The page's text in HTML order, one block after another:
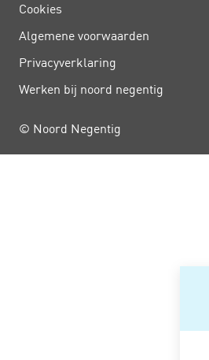
Cookies
Algemene voorwaarden
Privacy­verklaring
Werken bij noord negentig
© Noord Negentig